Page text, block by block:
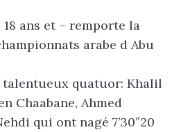
ans et – remporte la
arabe d Abu
talentueux quatuor: Khalil
Chaabane, Ahmed
qui ont nagé 7’30″20